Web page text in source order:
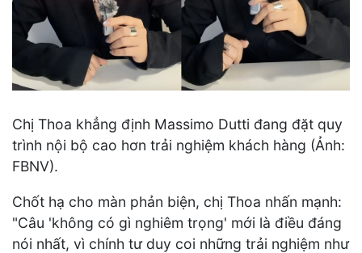
Chị Thoa khẳng định Massimo Dutti đang đặt quy
trình nội bộ cao hơn trải nghiệm khách hàng (Ảnh:
FBNV).
Chốt hạ cho màn phản biện, chị Thoa nhấn mạnh:
"Câu 'không có gì nghiêm trọng' mới là điều đáng
nói nhất, vì chính tư duy coi những trải nghiệm như